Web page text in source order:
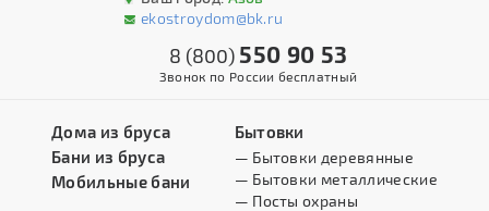
ekostroydom@bk.ru
8 (800) 550 90 53
Звонок по России бесплатный
Дома из бруса
Бани из бруса
Мобильные бани
Бытовки
— Бытовки деревянные
— Бытовки металлические
— Посты охраны